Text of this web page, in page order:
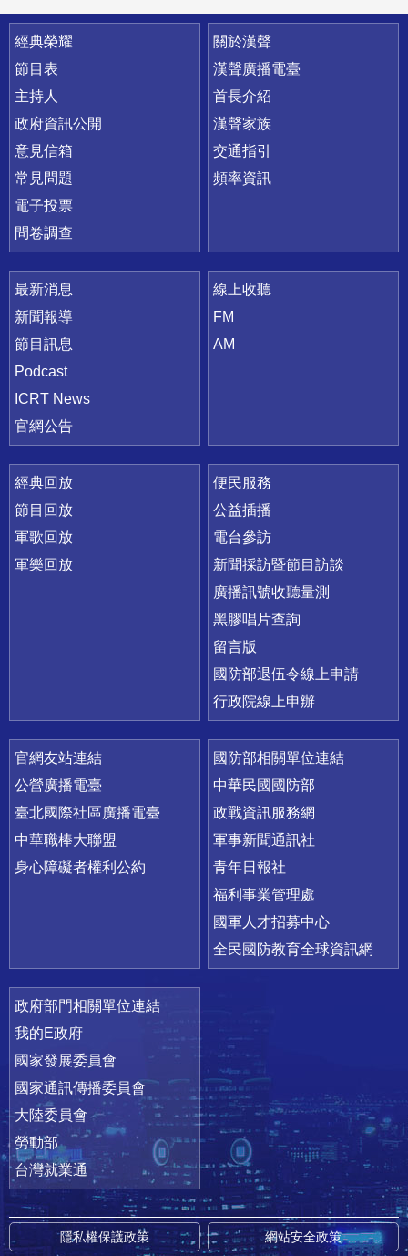
快速連結
經典榮耀
節目表
主持人
政府資訊公開
意見信箱
常見問題
電子投票
問卷調查
關於漢聲
漢聲廣播電臺
首長介紹
漢聲家族
交通指引
頻率資訊
最新消息
新聞報導
節目訊息
Podcast
ICRT News
官網公告
線上收聽
FM
AM
經典回放
節目回放
軍歌回放
軍樂回放
便民服務
公益插播
電台參訪
新聞採訪暨節目訪談
廣播訊號收聽量測
黑膠唱片查詢
留言版
國防部退伍令線上申請
行政院線上申辦
官網友站連結
公營廣播電臺
臺北國際社區廣播電臺
中華職棒大聯盟
身心障礙者權利公約
國防部相關單位連結
中華民國國防部
政戰資訊服務網
軍事新聞通訊社
青年日報社
福利事業管理處
國軍人才招募中心
全民國防教育全球資訊網
政府部門相關單位連結
我的E政府
國家發展委員會
國家通訊傳播委員會
大陸委員會
勞動部
台灣就業通
隱私權保護政策 網站安全政策